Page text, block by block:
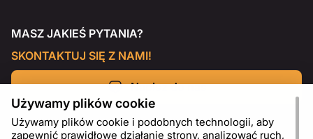
MASZ JAKIEŚ PYTANIA?
SKONTAKTUJ SIĘ Z NAMI!
Napisz do nas
Używamy plików cookie
Używamy plików cookie i podobnych technologii, aby
zapewnić prawidłowe działanie strony, analizować ruch,